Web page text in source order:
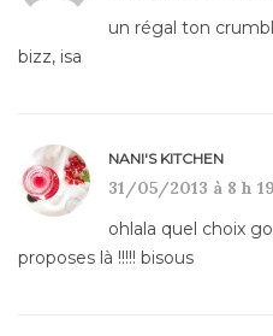
un régal ton
bizz, isa
NANI'S KITCHEN
31/05/2013 à 8 h
ohlala quel choix
proposes là !!!!! bisous